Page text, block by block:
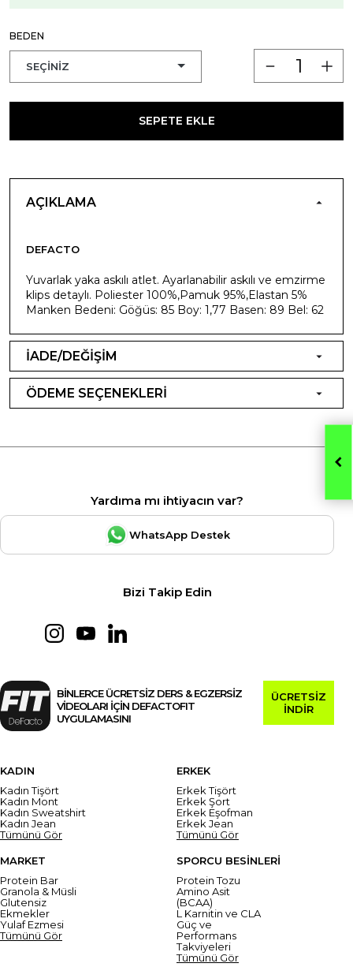
BEDEN
SEPETE EKLE
AÇIKLAMA
DEFACTO
Yuvarlak yaka askılı atlet. Ayarlanabilir askılı ve emzirme
klips detaylı. Poliester 100%,Pamuk 95%,Elastan 5%
Manken Bedeni: Göğüs: 85 Boy: 1,77 Basen: 89 Bel: 62
İADE/DEĞİŞİM
ÖDEME SEÇENEKLERİ
Yardıma mı ihtiyacın var?
WhatsApp Destek
Bizi Takip Edin
BİNLERCE ÜCRETSİZ DERS & EGZERSİZ
VİDEOLARI İÇİN DEFACTOFIT
UYGULAMASINI
ÜCRETSİZ
İNDİR
KADIN
Kadın Tişört
Kadın Mont
Kadın Sweatshirt
Kadın Jean
Tümünü Gör
ERKEK
Erkek Tişört
Erkek Şort
Erkek Eşofman
Erkek Jean
Tümünü Gör
MARKET
Protein Bar
Granola & Müsli
Glutensiz
Ekmekler
Yulaf Ezmesi
Tümünü Gör
SPORCU BESİNLERİ
Protein Tozu
Amino Asit
(BCAA)
L Karnitin ve CLA
Güç ve
Performans
Takviyeleri
Tümünü Gör